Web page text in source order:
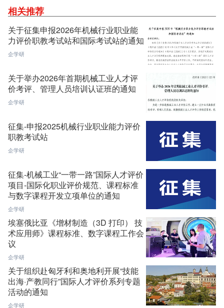
相关推荐
关于征集申报2026年机械行业职业能
力评价职教考试站和国际考试站的通知
企学研
关于举办2026年首期机械工业人才评
价考评、管理人员培训认证班的通知
企学研
征集-申报2025机械行业职业能力评价
职教考试站
企学研
征集-机械工业“一带一路”国际人才评价
项目-国际化职业评价规范、课程标准
与数字课程开发立项单位的通知
企学研
埃塞俄比亚《增材制造（3D 打印） 技
术应用师》课程标准、数字课程工作会
议
企学研
关于组织赴匈牙利和奥地利开展“技能
出海·产教同行”国际人才评价系列专题
活动的通知
企学研